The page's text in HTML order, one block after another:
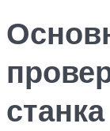
станка